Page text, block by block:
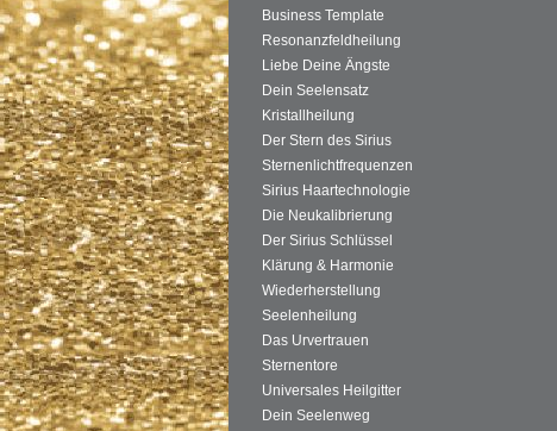
Business Template
Resonanzfeldheilung
Liebe Deine Ängste
Dein Seelensatz
Kristallheilung
Der Stern des Sirius
Sternenlichtfrequenzen
Sirius Haartechnologie
Die Neukalibrierung
Der Sirius Schlüssel
Klärung & Harmonie
Wiederherstellung
Seelenheilung
Das Urvertrauen
Sternentore
Universales Heilgitter
Dein Seelenweg